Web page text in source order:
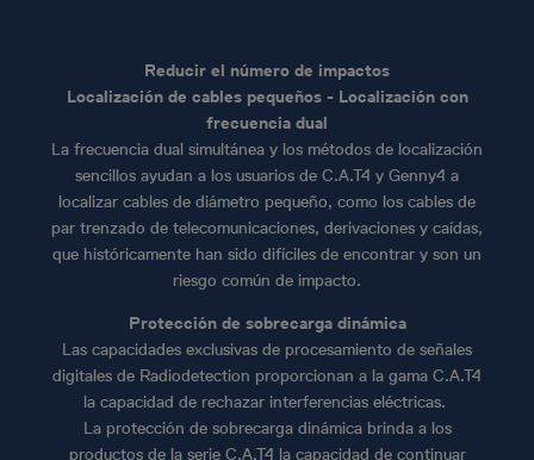
Reducir el número de impactos
Localización de cables pequeños - Localización con
frecuencia dual
La frecuencia dual simultánea y los métodos de localización
sencillos ayudan a los usuarios de C.A.T4 y Genny4 a
localizar cables de diámetro pequeño, como los cables de
par trenzado de telecomunicaciones, derivaciones y caídas,
que históricamente han sido difíciles de encontrar y son un
riesgo común de impacto.
Protección de sobrecarga dinámica
Las capacidades exclusivas de procesamiento de señales
digitales de Radiodetection proporcionan a la gama C.A.T4
la capacidad de rechazar interferencias eléctricas.
La protección de sobrecarga dinámica brinda a los
productos de la serie C.A.T4 la capacidad de continuar